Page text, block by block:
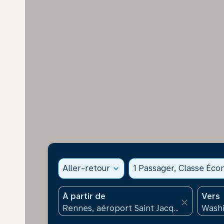
Aller-retour expand_more 1 Passager, Classe
À partir de
close
Vers